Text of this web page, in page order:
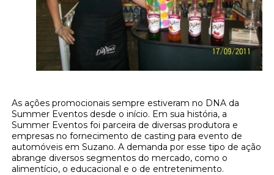
As ações promocionais sempre estiveram no DNA da
Summer Eventos desde o início. Em sua história, a
Summer Eventos foi parceira de diversas produtora e
empresas no fornecimento de casting para evento de
automóveis em Suzano. A demanda por esse tipo de ação
abrange diversos segmentos do mercado, como o
alimentício, o educacional e o de entretenimento.